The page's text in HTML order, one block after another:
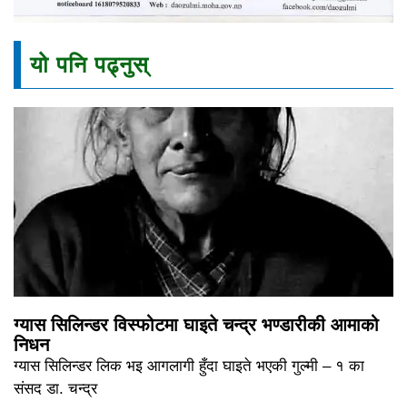
यो पनि पढ्नुस्
ग्यास सिलिन्डर विस्फोटमा घाइते चन्द्र भण्डारीकी आमाको
निधन
ग्यास सिलिन्डर लिक भइ आगलागी हुँदा घाइते भएकी गुल्मी – १ का
संसद डा. चन्द्र